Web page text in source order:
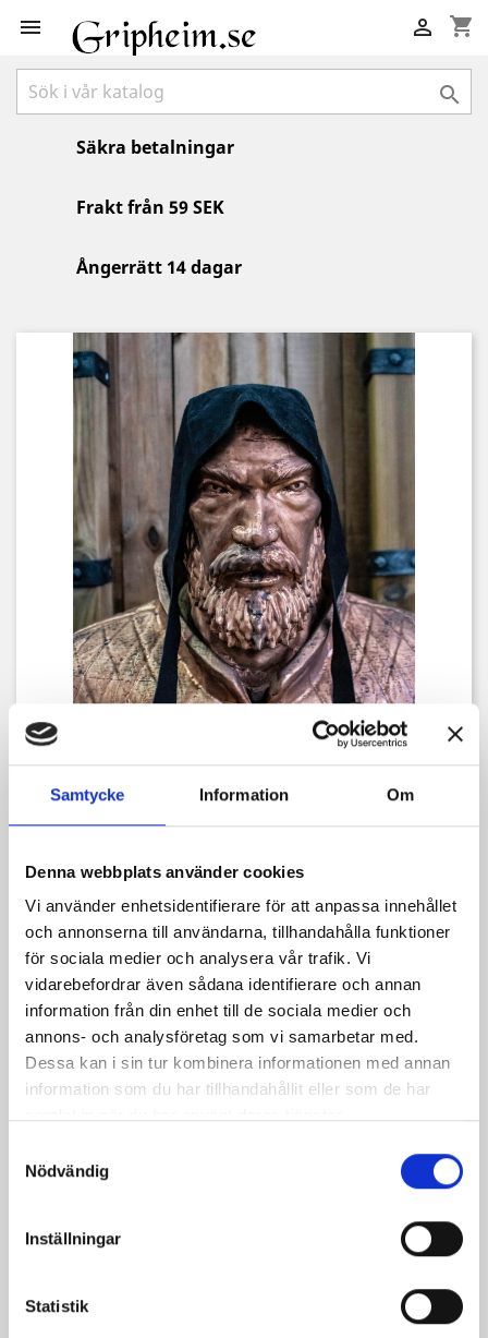
Samtycke Information Om
Denna webbplats använder cookies
Vi använder enhetsidentifierare för att anpassa innehållet
och annonserna till användarna, tillhandahålla funktioner
för sociala medier och analysera vår trafik. Vi
vidarebefordrar även sådana identifierare och annan
information från din enhet till de sociala medier och
annons- och analysföretag som vi samarbetar med.
Dessa kan i sin tur kombinera informationen med annan
information som du har tillhandahållit eller som de har
Nödvändig
Inställningar
Statistik
 shopping_cart


Säkra betalningar
Frakt från 59 SEK
Ångerrätt 14 dagar

COIF MOCCA BARBADOK
279,00 kr
Inkl. moms
Mössa i mocka
Färg
Sista produkten i lager